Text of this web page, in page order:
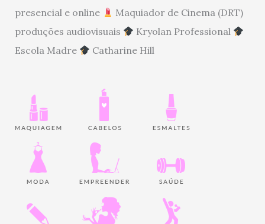
presencial e online
Maquiador de Cinema (DRT)
produções audiovisuais
Kryolan Professional
Escola Madre
Catharine Hill